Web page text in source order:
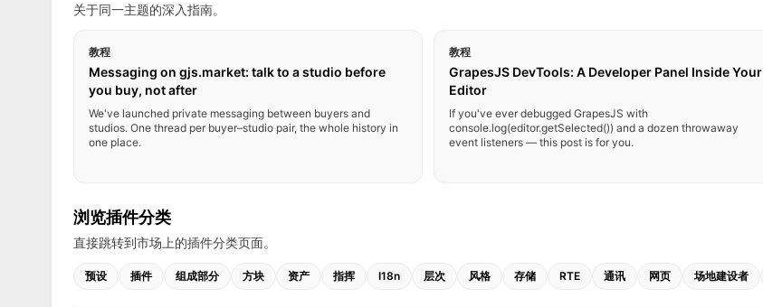
关于同一主题的深入指南。
教程
Messaging on gjs.market: talk to a studio before
you buy, not after
We've launched private messaging between buyers and
studios. One thread per buyer–studio pair, the whole history in
one place.
教程
GrapesJS DevTools: A Developer Panel Inside Your
Editor
If you've ever debugged GrapesJS with
console.log(editor.getSelected()) and a dozen throwaway
event listeners — this post is for you.
浏览插件分类
直接跳转到市场上的插件分类页面。
预设 插件 组成部分 方块 资产 指挥 I18n 层次 风格 存储 RTE 通讯 网页 场地建设者